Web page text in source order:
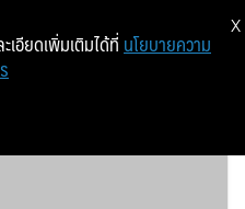
เอียดเพิ่มเติมได้ที่ นโยบายความ
X